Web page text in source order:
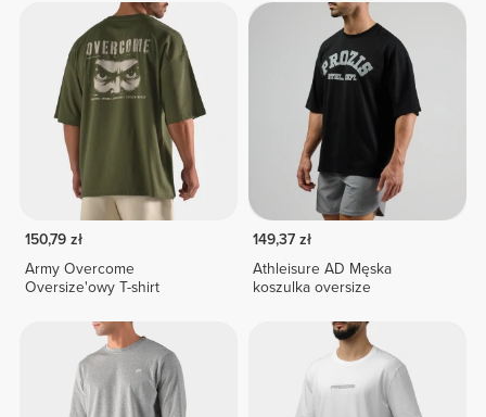
150,79 zł
Army Overcome
Oversize'owy T-shirt
149,37 zł
Athleisure AD Męska
koszulka oversize